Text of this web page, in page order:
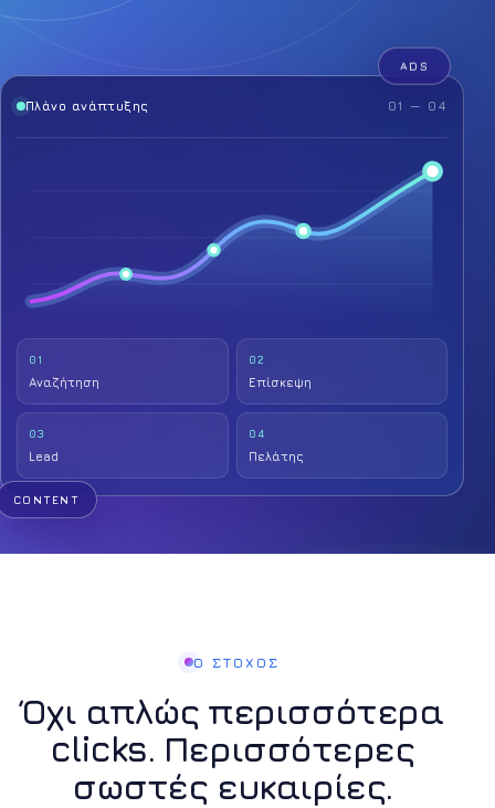
ADS
Πλάνο ανάπτυξης 01 — 04
01
Αναζήτηση
02
Επίσκεψη
03
Lead
04
Πελάτης
Ο ΣΤΟΧΟΣ
Όχι απλώς περισσότερα
clicks. Περισσότερες
σωστές ευκαιρίες.